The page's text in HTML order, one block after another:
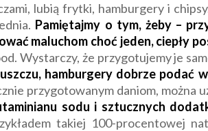
lubią frytki, hamburgery i
Pamiętajmy o tym, żeby –
maluchom choć jeden, ciepły
Wystarczy, że przygotujemy je
hamburgery dobrze podać
przygotowanym daniom, można
sodu i sztucznych
takiej 100-procentowej